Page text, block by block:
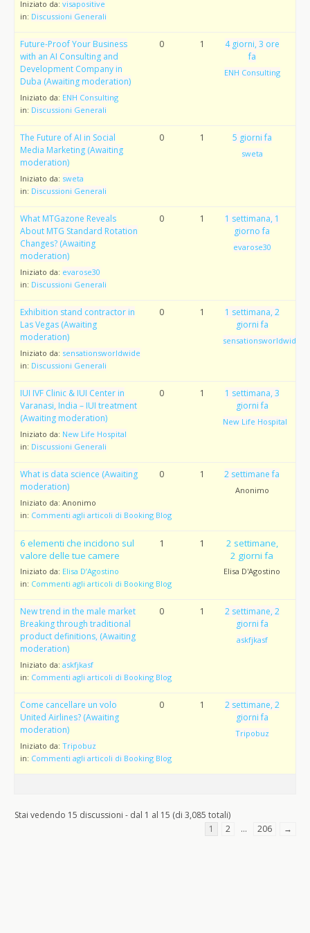
Iniziato da: visapositive
in: Discussioni Generali
Future-Proof Your Business
with an AI Consulting and
Development Company in
Duba (Awaiting moderation)
Iniziato da: ENH Consulting
in: Discussioni Generali
0 1
4 giorni, 3 ore
fa
ENH Consulting
The Future of AI in Social
Media Marketing (Awaiting
moderation)
Iniziato da: sweta
in: Discussioni Generali
0 1 5 giorni fa
sweta
What MTGazone Reveals
About MTG Standard Rotation
Changes? (Awaiting
moderation)
Iniziato da: evarose30
in: Discussioni Generali
0 1
1 settimana, 1
giorno fa
evarose30
Exhibition stand contractor in
Las Vegas (Awaiting
moderation)
Iniziato da: sensationsworldwide
in: Discussioni Generali
0 1
1 settimana, 2
giorni fa
sensationsworldwide
IUI IVF Clinic & IUI Center in
Varanasi, India – IUI treatment
(Awaiting moderation)
Iniziato da: New Life Hospital
in: Discussioni Generali
0 1
1 settimana, 3
giorni fa
New Life Hospital
What is data science (Awaiting
moderation)
Iniziato da: Anonimo
in: Commenti agli articoli di Booking Blog
0 1 2 settimane fa
Anonimo
6 elementi che incidono sul
valore delle tue camere
Iniziato da: Elisa D’Agostino
in: Commenti agli articoli di Booking Blog
1 1
2 settimane,
2 giorni fa
Elisa D'Agostino
New trend in the male market
Breaking through traditional
product definitions, (Awaiting
moderation)
Iniziato da: askfjkasf
in: Commenti agli articoli di Booking Blog
0 1
2 settimane, 2
giorni fa
askfjkasf
Come cancellare un volo
United Airlines? (Awaiting
moderation)
Iniziato da: Tripobuz
in: Commenti agli articoli di Booking Blog
0 1
2 settimane, 2
giorni fa
Tripobuz
Stai vedendo 15 discussioni - dal 1 al 15 (di 3,085 totali)
1
2 … 206 →